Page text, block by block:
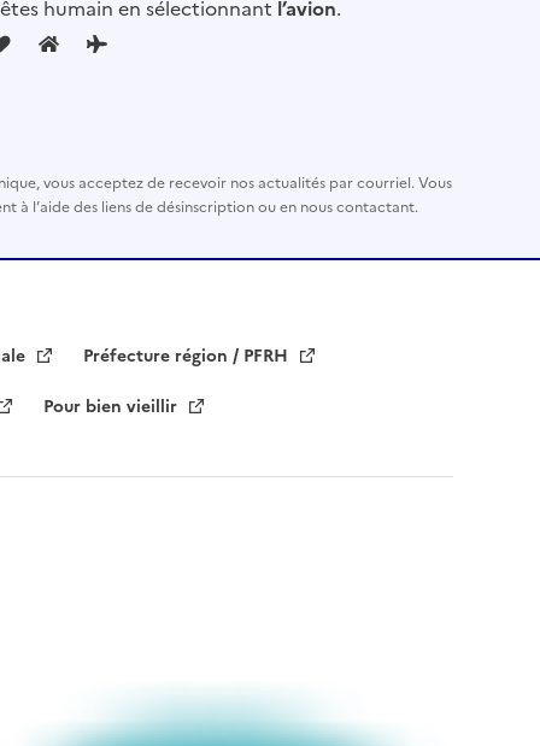
humain en sélectionnant l’avion.
vous acceptez de recevoir nos actualités par courriel. Vous
à l’aide des liens de désinscription ou en nous contactant.
Préfecture région / PFRH
Pour bien vieillir